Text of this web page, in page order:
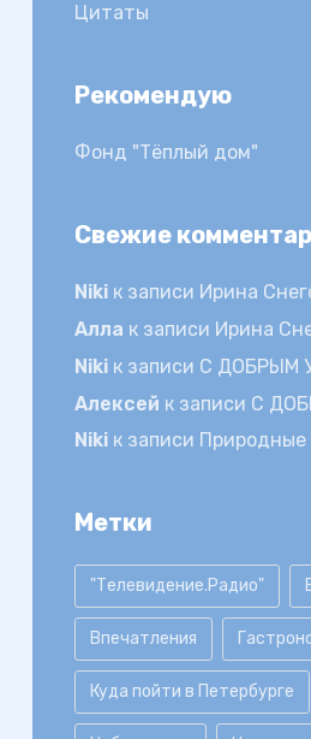
Цитаты
Рекомендую
Фонд "Тёплый дом"
Свежие
Nikiк записи Ирина
Алла к записи Ирина
Nikiк записи С ДОБРЫМ
Алексей к записи С
Nikiк записи Природные
Метки
"Телевидение.Радио"
Впечатления
Куда пойти в Петербурге